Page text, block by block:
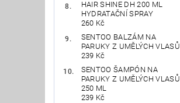
HAIR SHINE DH 200 ML
HYDRATAČNÍ SPRAY
260 Kč
SENTOO BALZÁM NA
PARUKY Z UMĚLÝCH VLASŮ
239 Kč
SENTOO ŠAMPÓN NA
PARUKY Z UMĚLÝCH VLASŮ
250 ML
239 Kč